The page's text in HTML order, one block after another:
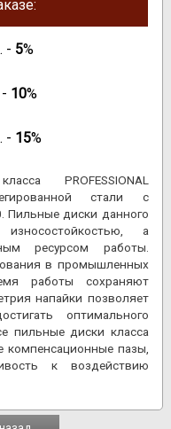
- 5%
10%
- 15%
PROFESSIONAL
стали с
Пильные диски данного
а
ресурсом работы.
в промышленных
работы сохраняют
напайки позволяет
оптимального
пильные диски класса
компенсационные пазы,
к воздействию